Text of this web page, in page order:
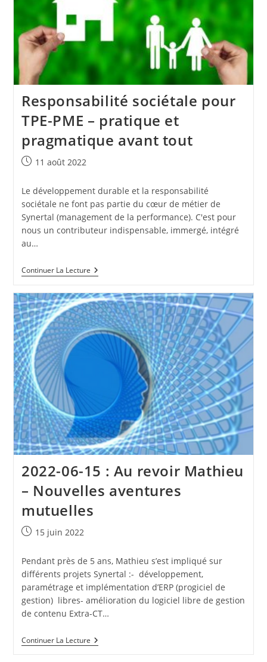
Responsabilité sociétale pour
TPE-PME – pratique et
pragmatique avant tout
Publication
11 août 2022
Le développement durable et la responsabilité
sociétale ne font pas partie du cœur de métier de
Synertal (management de la performance). C'est pour
nous un contributeur indispensable, immergé, intégré
au…
Continuer La LectureResponsabilité
Sociétale
TPE-
PME
–
Pratique
Et
Pragmatique
Avant
2022-06-15 : Au revoir Mathieu
– Nouvelles aventures
mutuelles
Publication
15 juin 2022
Pendant près de 5 ans, Mathieu s’est impliqué sur
différents projets Synertal :- développement,
paramétrage et implémentation d’ERP (progiciel de
gestion) libres- amélioration du logiciel libre de gestion
de contenu Extra-CT…
Continuer La Lecture2022-
06-